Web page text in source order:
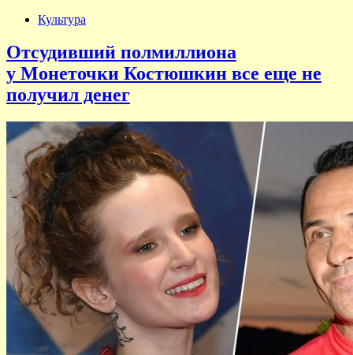
Культура
Отсудивший полмиллиона
у Монеточки Костюшкин все еще не
получил денег